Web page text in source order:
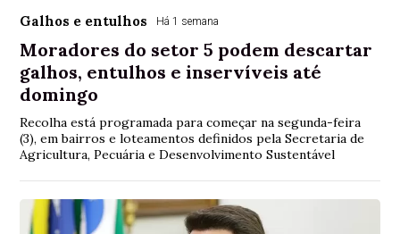
Galhos e entulhos Há 1 semana
Moradores do setor 5 podem descartar
galhos, entulhos e inservíveis até
domingo
Recolha está programada para começar na segunda-feira
(3), em bairros e loteamentos definidos pela Secretaria de
Agricultura, Pecuária e Desenvolvimento Sustentável